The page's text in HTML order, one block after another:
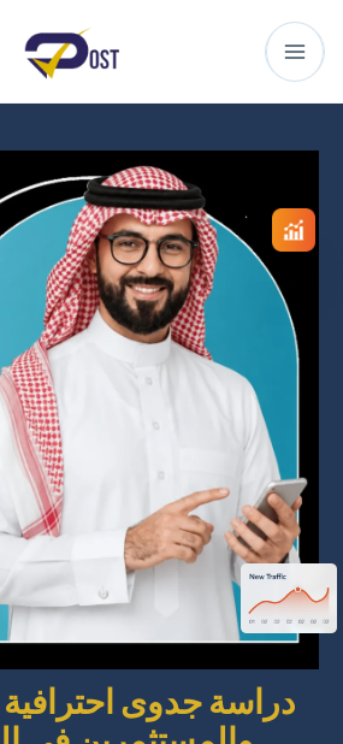
دراسة جدوى احترافية